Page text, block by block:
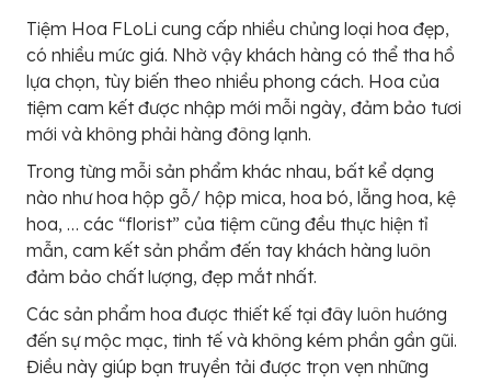
Tiệm Hoa FLoLi cung cấp nhiều chủng loại hoa đẹp,
có nhiều mức giá. Nhờ vậy khách hàng có thể tha hồ
lựa chọn, tùy biến theo nhiều phong cách. Hoa của
tiệm cam kết được nhập mới mỗi ngày, đảm bảo tươi
mới và không phải hàng đông lạnh.
Trong từng mỗi sản phẩm khác nhau, bất kể dạng
nào như hoa hộp gỗ/ hộp mica, hoa bó, lẵng hoa, kệ
hoa, … các “florist” của tiệm cũng đều thực hiện tỉ
mẫn, cam kết sản phẩm đến tay khách hàng luôn
đảm bảo chất lượng, đẹp mắt nhất.
Các sản phẩm hoa được thiết kế tại đây luôn hướng
đến sự mộc mạc, tinh tế và không kém phần gần gũi.
Điều này giúp bạn truyền tải được trọn vẹn những